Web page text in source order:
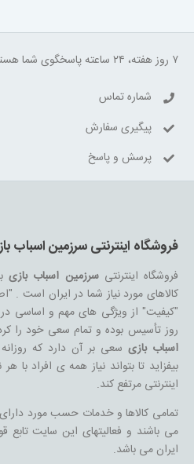
۷ روز هفته، ۲۴ ساعته پاسخگوی شما هستیم.
شماره تماس
پیگیری سفارش
پرسش و پاسخ
فروشگاه اینترنتی سرزمین اسباب
فروشگاه اینترنتیسرزمین اسباب بازی
کالاهای مورد نیاز شما در ایران است .
"کیفیت" از ویژگی های مهم و اساسی در
روز تأسیس بوده و تمام سعی خود را
اسباب بازیسعی بر آن دارد که
بیفزاید تا بتواند نیاز همه ی افراد
اینترنتی مرتفع کند.
تمامی کالاها و خدمات حسب مورد
می باشند و فعالیتهای این سایت تابع
ایران می باشد.